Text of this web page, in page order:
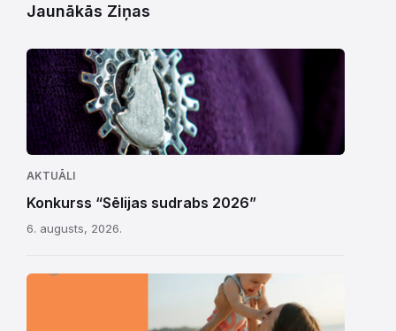
Jaunākās Ziņas
AKTUĀLI
Konkurss “Sēlijas sudrabs 2026”
6. augusts, 2026.